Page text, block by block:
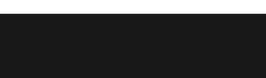
recuperação das vinhas e das infraestruturas